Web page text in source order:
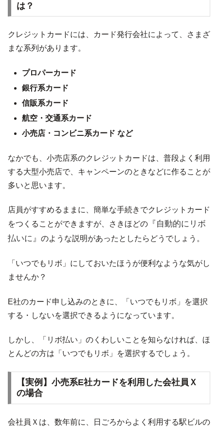
は？
クレジットカードには、カード発行会社によって、さまざ
まな系列があります。
プロパーカード
銀行系カード
信販系カード
航空・交通系カード
小売店・コンビニ系カード など
なかでも、小売店系のクレジットカードは、普段よく利用
する大型小売店で、キャンペーンのときなどに作ることが
多いと思います。
店員がすすめるままに、簡単な手続きでクレジットカード
をつくることができますが、さきほどの 『自動的にリボ
払いに』 のような説明があったとしたらどうでしょう。
「いつでもリボ」にしておいたほうが便利なような気がし
ませんか？
E社のカード申し込みのときに、「いつでもリボ」を選択
する・しないを選択できるようになっています。
しかし、「リボ払い」のくわしいことを知らなければ、ほ
とんどの方は「いつでもリボ」を選択するでしょう。
【実例】小売系E社カードを利用した会社員Ｘ
の場合
会社員Ｘは、数年前に、日ごろからよく利用する駅ビルの